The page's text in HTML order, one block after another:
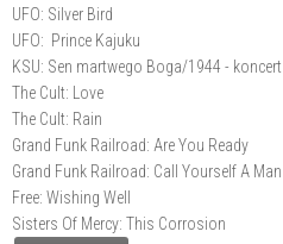
UFO: Silver Bird
UFO: Prince Kajuku
KSU: Sen martwego Boga/1944 -
The Cult: Love
The Cult: Rain
Grand Funk Railroad: Are You Ready
Grand Funk Railroad: Call Yourself A Man
Free: Wishing Well
Sisters Of Mercy: This Corrosion